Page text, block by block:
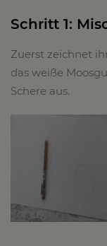
Schritt 1:
Zuerst zeichnet
das weiße
Schere aus.